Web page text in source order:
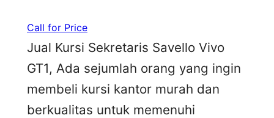
Call for Price
Jual Kursi Sekretaris Savello Vivo
GT1, Ada sejumlah orang yang ingin
membeli kursi kantor murah dan
berkualitas untuk memenuhi